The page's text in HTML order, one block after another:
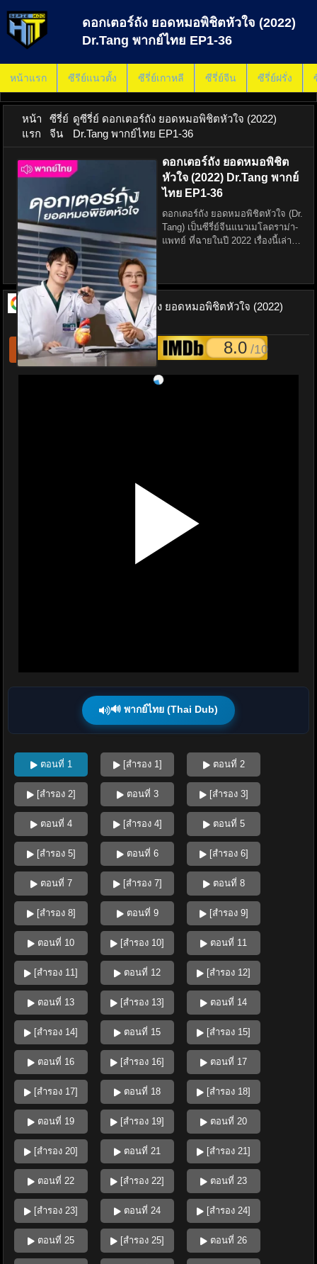
ดอกเตอร์ถัง ยอดหมอพิชิตหัวใจ (2022)
Dr.Tang พากย์ไทย EP1-36
หน้าแรก ซีรีย์แนวตั้ง ซีรี่ย์เกาหลี ซีรี่ย์จีน ซีรี่ย์ฝรั่ง
หน้า
แรก
ซีรี่ย์
จีน
ดูซีรี่ย์ ดอกเตอร์ถัง ยอดหมอพิชิตหัวใจ (2022)
Dr.Tang พากย์ไทย EP1-36
ดอกเตอร์ถัง ยอดหมอพิชิต
หัวใจ (2022) Dr.Tang พากย์
ไทย EP1-36
ดอกเตอร์ถัง ยอดหมอพิชิตหัวใจ (Dr.
Tang) เป็นซีรี่ย์จีนแนวเมโลดราม่า-
แพทย์ ที่ฉายในปี 2022 เรื่องนี้เล่าถึง
เผชิญกับความท้าทายทั้งใน
ดูซีรี่ย์ ออนไลน์ ดอกเตอร์ถัง ยอดหมอพิชิตหัวใจ (2022)
Dr.Tang พากย์ไทย EP1-36
รีเฟชหนังไม่เล่น แจ้งหนังเสีย 8.0 /10
🔊 พากย์ไทย (Thai Dub)
ตอนที่ 1 [สำรอง 1] ตอนที่ 2
[สำรอง 2] ตอนที่ 3 [สำรอง 3]
ตอนที่ 4 [สำรอง 4] ตอนที่ 5
[สำรอง 5] ตอนที่ 6 [สำรอง 6]
ตอนที่ 7 [สำรอง 7] ตอนที่ 8
[สำรอง 8] ตอนที่ 9 [สำรอง 9]
ตอนที่ 10 [สำรอง 10] ตอนที่ 11
[สำรอง 11] ตอนที่ 12 [สำรอง 12]
ตอนที่ 13 [สำรอง 13] ตอนที่ 14
[สำรอง 14] ตอนที่ 15 [สำรอง 15]
ตอนที่ 16 [สำรอง 16] ตอนที่ 17
[สำรอง 17] ตอนที่ 18 [สำรอง 18]
ตอนที่ 19 [สำรอง 19] ตอนที่ 20
[สำรอง 20] ตอนที่ 21 [สำรอง 21]
ตอนที่ 22 [สำรอง 22] ตอนที่ 23
[สำรอง 23] ตอนที่ 24 [สำรอง 24]
ตอนที่ 25 [สำรอง 25] ตอนที่ 26